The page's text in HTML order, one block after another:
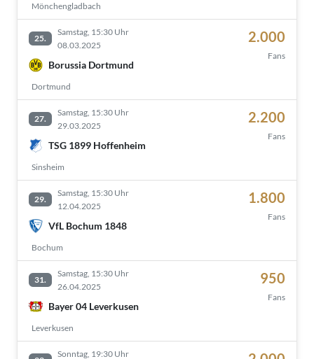
Mönchengladbach
25.
Samstag, 15:30 Uhr
08.03.2025
Borussia Dortmund
Dortmund
2.000
Fans
27.
Samstag, 15:30 Uhr
29.03.2025
TSG 1899 Hoffenheim
Sinsheim
2.200
Fans
29.
Samstag, 15:30 Uhr
12.04.2025
VfL Bochum 1848
Bochum
1.800
Fans
31.
Samstag, 15:30 Uhr
26.04.2025
Bayer 04 Leverkusen
Leverkusen
950
Fans
Sonntag, 19:30 Uhr